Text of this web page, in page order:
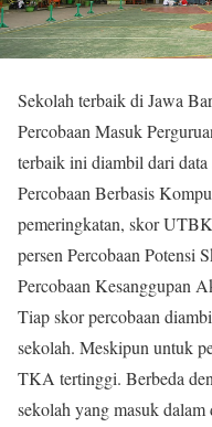
Sekolah terbaik di Jawa
Percobaan Masuk
terbaik ini diambil dari
Percobaan Berbasis
pemeringkatan, skor
persen Percobaan Potensi
Percobaan Kesanggupan
Tiap skor percobaan
sekolah. Meskipun untuk
TKA tertinggi. Berbeda
sekolah yang masuk